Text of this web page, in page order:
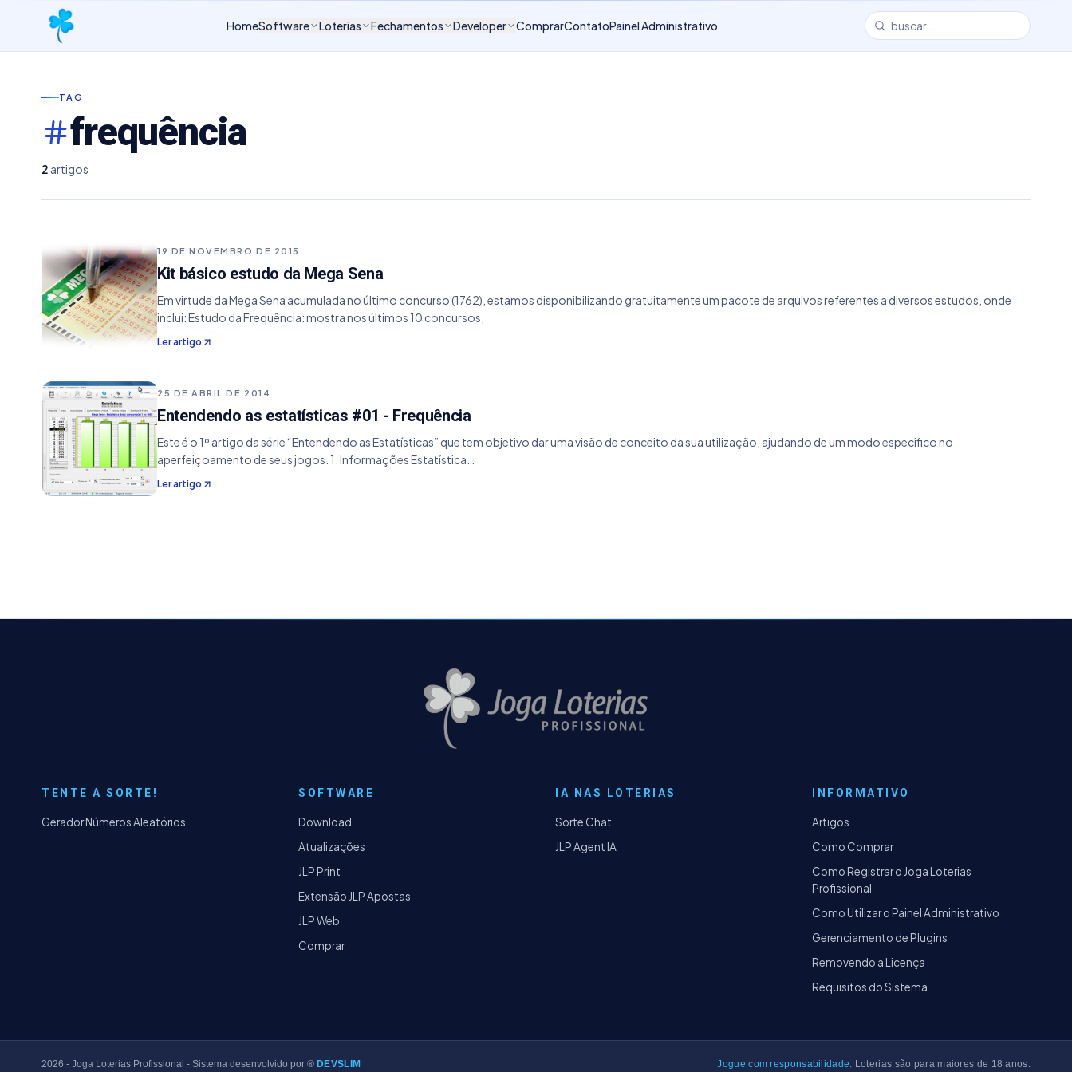
HomeSoftware Loterias Fechamentos Developer ComprarContatoPainel Administrativo
TAG
frequência
2 artigos
19 DE NOVEMBRO DE 2015
Kit básico estudo da Mega Sena
Em virtude da Mega Sena acumulada no último concurso (1762), estamos disponibilizando gratuitamente um pacote de arquivos referentes a diversos estudos, onde
inclui: Estudo da Frequência: mostra nos últimos 10 concursos,
Ler artigo
25 DE ABRIL DE 2014
Entendendo as estatísticas #01 - Frequência
Este é o 1º artigo da série “Entendendo as Estatísticas” que tem objetivo dar uma visão de conceito da sua utilização, ajudando de um modo especifico no
aperfeiçoamento de seus jogos. 1. Informações Estatística…
Ler artigo
TENTE A SORTE!
Gerador Números Aleatórios
SOFTWARE
Download
Atualizações
JLP Print
Extensão JLP Apostas
JLP Web
Comprar
IA NAS LOTERIAS
Sorte Chat
JLP Agent IA
INFORMATIVO
Artigos
Como Comprar
Como Registrar o Joga Loterias
Profissional
Como Utilizar o Painel Administrativo
Gerenciamento de Plugins
Removendo a Licença
Requisitos do Sistema
2026 - Joga Loterias Profissional - Sistema desenvolvido por ® DEVSLIM Jogue com responsabilidade. Loterias são para maiores de 18 anos.